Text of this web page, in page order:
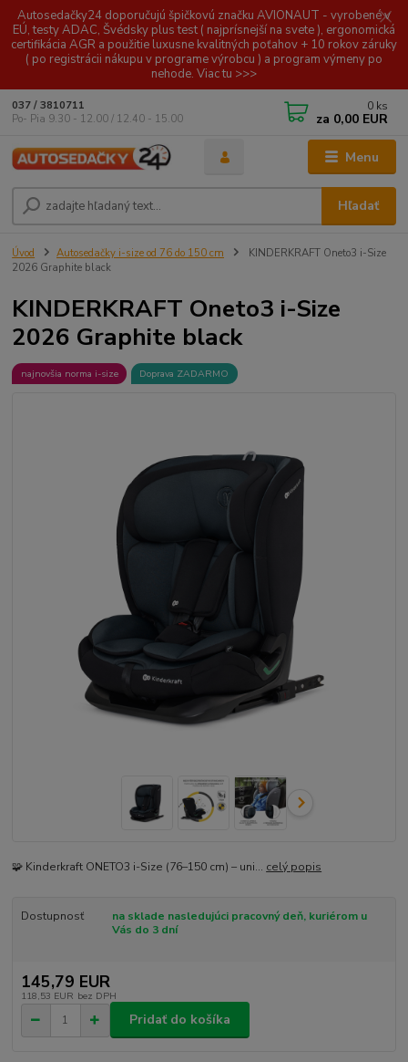
Autosedačky24 doporučujú špičkovú značku AVIONAUT - vyrobené v
EÚ, testy ADAC, Švédsky plus test ( najprísnejší na svete ), ergonomická
certifikácia AGR a použitie luxusne kvalitných poťahov + 10 rokov záruky
( po registrácii nákupu v programe výrobcu ) a program výmeny po
nehode. Viac tu >>>
Menu
Hľadať
037 / 3810711
Po- Pia 9.30 - 12.00 / 12.40 - 15.00
0 ks
za 0,00 EUR
Úvod Autosedačky i-size od 76 do 150 cm
KINDERKRAFT Oneto3 i-Size
2026 Graphite black
KINDERKRAFT Oneto3 i-Size
2026 Graphite black
najnovšia norma i-size Doprava ZADARMO
🧩 Kinderkraft ONETO3 i-Size (76–150 cm) – uni... celý popis
Dostupnosť
na sklade nasledujúci pracovný deň, kuriérom u
Vás do 3 dní
145,79 EUR
118,53 EUR bez DPH
Pridať do košíka